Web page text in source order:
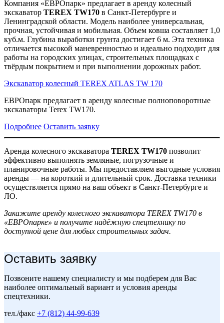
Компания «ЕВРОпарк» предлагает в аренду колесный
экскаватор TEREX TW170 в Санкт-Петербурге и
Ленинградской области. Модель наиболее универсальная,
прочная, устойчивая и мобильная. Объем ковша составляет 1,0
куб.м. Глубина выработки грунта достигает 6 м. Эта техника
отличается высокой маневренностью и идеально подходит для
работы на городских улицах, строительных площадках с
твёрдым покрытием и при выполнении дорожных работ.
Экскаватор колесный TEREX ATLAS TW 170
ЕВРОпарк предлагает в аренду колесные полноповоротные
экскаваторы Terex TW170.
Подробнее Оставить заявку
Аренда колесного экскаватора TEREX TW170 позволит
эффективно выполнять земляные, погрузочные и
планировочные работы. Мы предоставляем выгодные условия
аренды — на короткий и длительный срок. Доставка техники
осуществляется прямо на ваш объект в Санкт-Петербурге и
ЛО.
Закажите аренду колесного экскаватора TEREX TW170 в
«ЕВРОпарке» и получите надёжную спецтехнику по
доступной цене для любых строительных задач.
Оставить заявку
Позвоните нашему специалисту и мы подберем для Вас
наиболее оптимальный вариант и условия аренды
спецтехники.
тел./факс +7 (812) 44-99-639